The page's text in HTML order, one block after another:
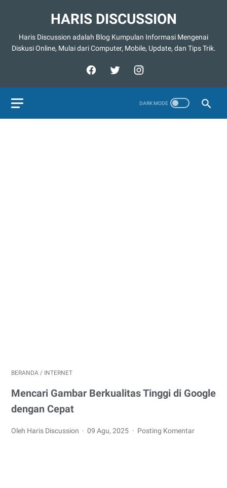
HARIS DISCUSSION
Haris Discussion adalah Blog Kumpulan Informasi Mengenai
Diskusi Online, Mulai dari Computer, Mobile, Update, dan Tips Trik.
BERANDA / INTERNET
Mencari Gambar Berkualitas Tinggi di Google
dengan Cepat
Oleh Haris Discussion 09 Agu, 2025 Posting Komentar